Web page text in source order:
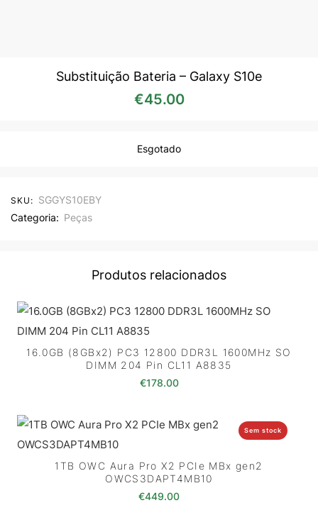
Substituição Bateria – Galaxy S10e
€45.00
Esgotado
SKU: SGGYS10EBY
Categoria: Peças
Produtos relacionados
16.0GB (8GBx2) PC3 12800 DDR3L 1600MHz SO
DIMM 204 Pin CL11 A8835
€178.00
Sem stock
1TB OWC Aura Pro X2 PCIe MBx gen2
OWCS3DAPT4MB10
€449.00